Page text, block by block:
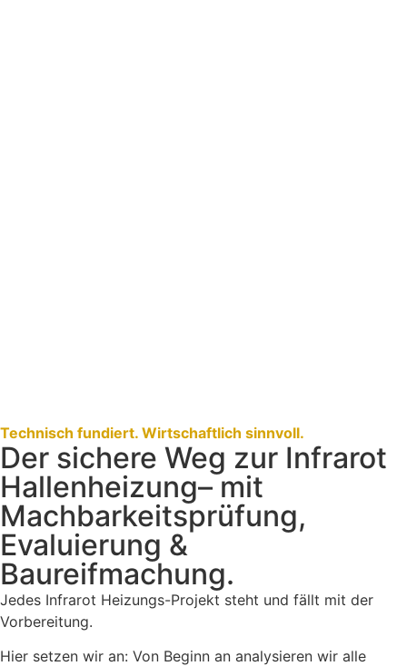
Technisch fundiert. Wirtschaftlich sinnvoll.
Der sichere Weg zur Infrarot
Hallenheizung– mit
Machbarkeitsprüfung,
Evaluierung &
Baureifmachung.
Jedes Infrarot Heizungs-Projekt steht und fällt mit der
Vorbereitung.
Hier setzen wir an: Von Beginn an analysieren wir alle